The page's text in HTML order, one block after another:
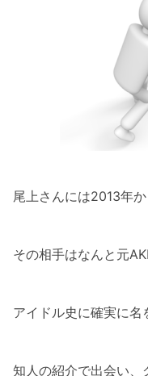
尾上さんには2013年
その相手はなんと元
アイドル史に確実に名
知人の紹介で出会い、